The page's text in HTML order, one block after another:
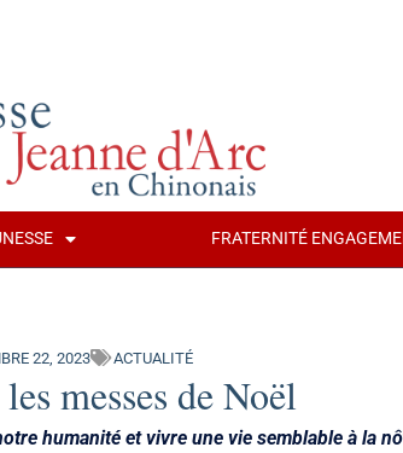
FRATERNITÉ
22, 2023 ACTUALITÉ
messes de Noël
humanité et vivre une vie semblable à la